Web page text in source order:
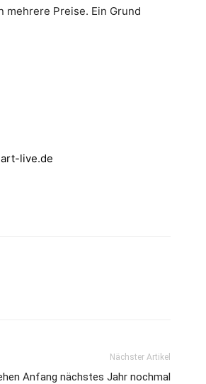
mehrere Preise. Ein Grund
live.de
Nächster Artikel
Anfang nächstes Jahr nochmal